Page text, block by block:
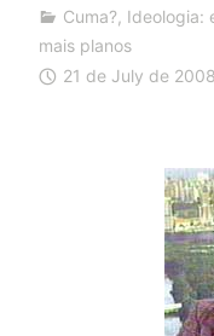
Cuma?, Ideologia:
mais planos
21 de July de 2008